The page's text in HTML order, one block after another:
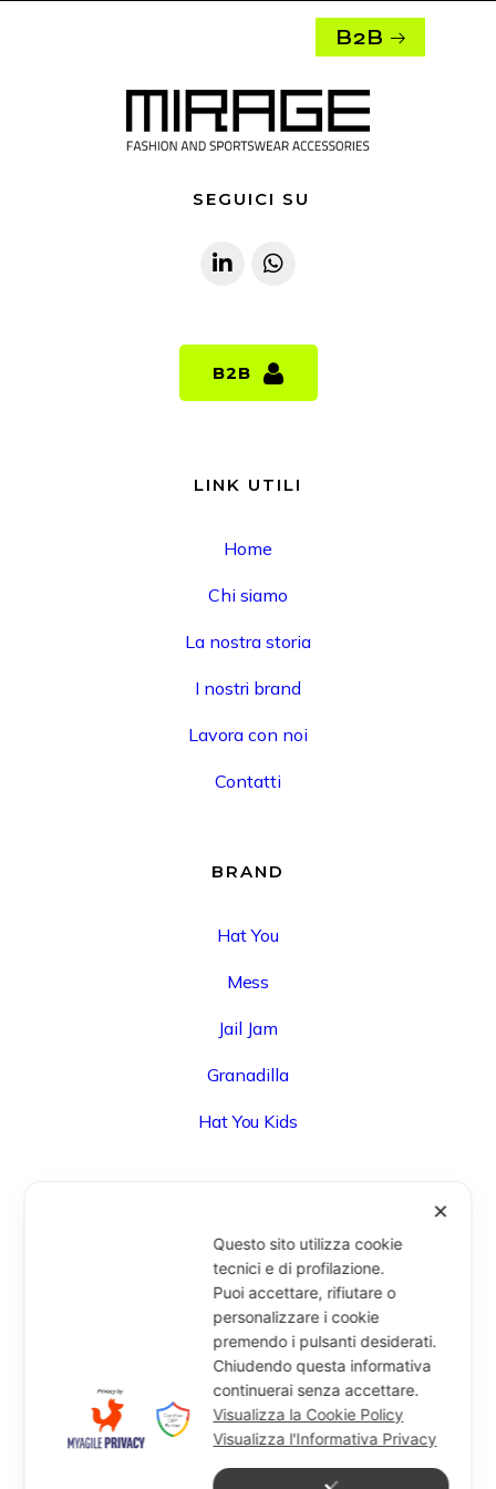
B2B
SEGUICI SU
B2B
B2B
LINK UTILI
Home
Chi siamo
La nostra storia
I nostri brand
Lavora con noi
Contatti
BRAND
Hat You
Mess
Jail Jam
Granadilla
Hat You Kids
Via Degli Speziali, 161 (Blocco 32 Centergross) -
40050 Funo di Argelato (BO) - Italy
info@miragesrl.com
+39 051 8651711
✕
Questo sito utilizza cookie
tecnici e di profilazione.
Puoi accettare, rifiutare o
personalizzare i cookie
premendo i pulsanti desiderati.
Chiudendo questa informativa
continuerai senza accettare.
Visualizza la Cookie Policy
Visualizza l'Informativa Privacy